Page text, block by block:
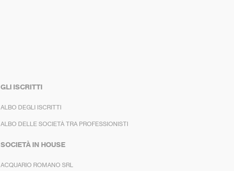
GLI ISCRITTI
ALBO DEGLI ISCRITTI
ALBO DELLE SOCIETÀ TRA PROFESSIONISTI
SOCIETÀ IN HOUSE
ACQUARIO ROMANO SRL